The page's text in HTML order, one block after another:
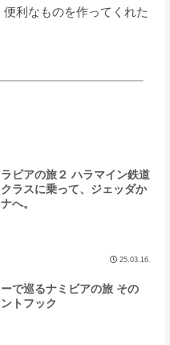
利なものを作ってくれた
ビアの旅２ ハラマイン鉄道
ラスに乗って、ジェッダか
へ。
25.03.16.
で巡るナミビアの旅 その
トフック